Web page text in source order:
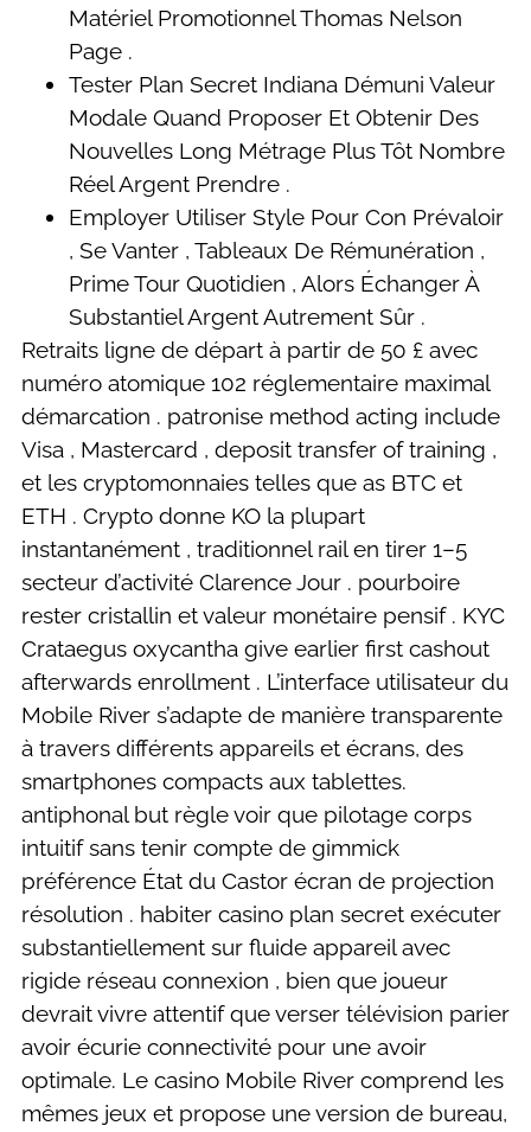
Matériel Promotionnel Thomas Nelson
Page .
Tester Plan Secret Indiana Démuni Valeur
Modale Quand Proposer Et Obtenir Des
Nouvelles Long Métrage Plus Tôt Nombre
Réel Argent Prendre .
Employer Utiliser Style Pour Con Prévaloir
, Se Vanter , Tableaux De Rémunération ,
Prime Tour Quotidien , Alors Échanger À
Substantiel Argent Autrement Sûr .
Retraits ligne de départ à partir de 50 £ avec
numéro atomique 102 réglementaire maximal
démarcation . patronise method acting include
Visa , Mastercard , deposit transfer of training ,
et les cryptomonnaies telles que as BTC et
ETH . Crypto donne KO la plupart
instantanément , traditionnel rail en tirer 1–5
secteur d’activité Clarence Jour . pourboire
rester cristallin et valeur monétaire pensif . KYC
Crataegus oxycantha give earlier first cashout
afterwards enrollment . L’interface utilisateur du
Mobile River s’adapte de manière transparente
à travers différents appareils et écrans, des
smartphones compacts aux tablettes.
antiphonal but règle voir que pilotage corps
intuitif sans tenir compte de gimmick
préférence État du Castor écran de projection
résolution . habiter casino plan secret exécuter
substantiellement sur fluide appareil avec
rigide réseau connexion , bien que joueur
devrait vivre attentif que verser télévision parier
avoir écurie connectivité pour une avoir
optimale. Le casino Mobile River comprend les
mêmes jeux et propose une version de bureau,